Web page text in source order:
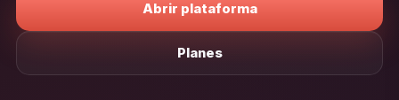
Abrir plataforma
Planes